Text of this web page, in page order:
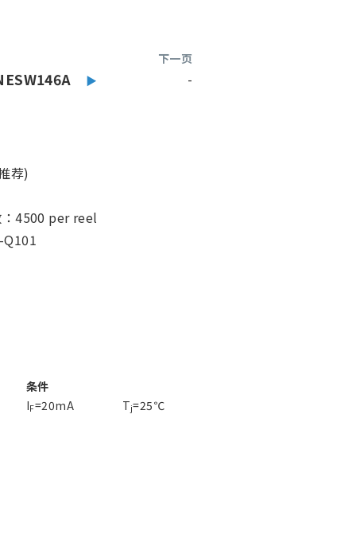
下一页
-
荐)
4500 per reel
Q101
条件
IF=20mA Tj=25℃